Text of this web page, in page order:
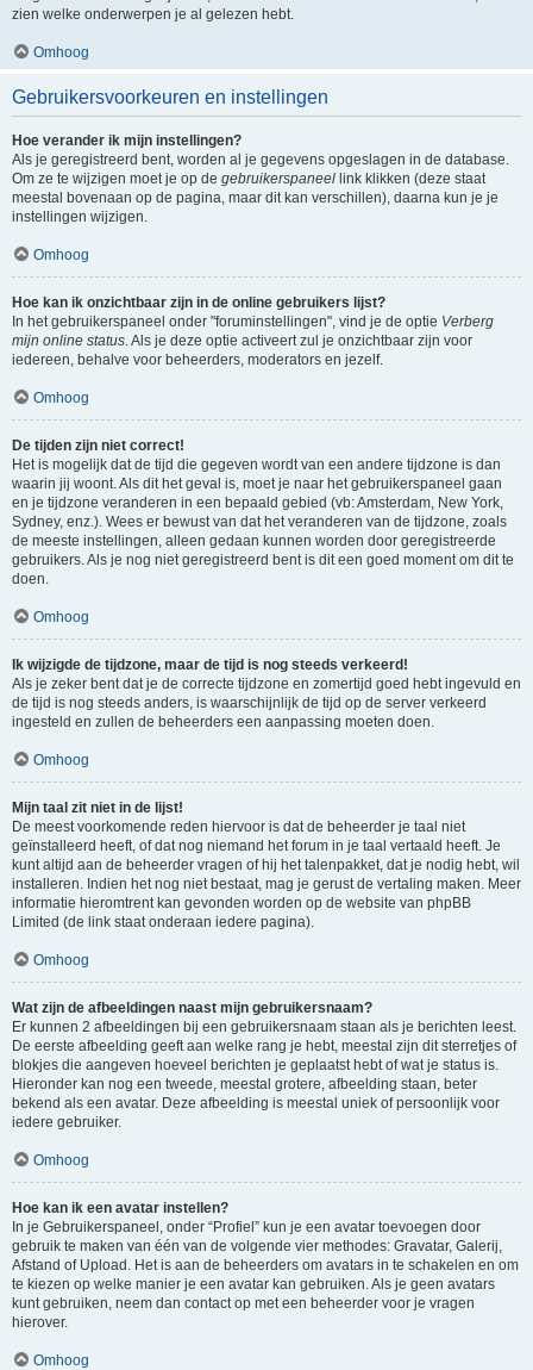
zien welke onderwerpen je al gelezen hebt.
Omhoog
Gebruikersvoorkeuren en instellingen
Hoe verander ik mijn instellingen?
Als je geregistreerd bent, worden al je gegevens opgeslagen in de database.
Om ze te wijzigen moet je op de gebruikerspaneel link klikken (deze staat
meestal bovenaan op de pagina, maar dit kan verschillen), daarna kun je je
instellingen wijzigen.
Omhoog
Hoe kan ik onzichtbaar zijn in de online gebruikers lijst?
In het gebruikerspaneel onder "foruminstellingen", vind je de optie Verberg
mijn online status. Als je deze optie activeert zul je onzichtbaar zijn voor
iedereen, behalve voor beheerders, moderators en jezelf.
Omhoog
De tijden zijn niet correct!
Het is mogelijk dat de tijd die gegeven wordt van een andere tijdzone is dan
waarin jij woont. Als dit het geval is, moet je naar het gebruikerspaneel gaan
en je tijdzone veranderen in een bepaald gebied (vb: Amsterdam, New York,
Sydney, enz.). Wees er bewust van dat het veranderen van de tijdzone, zoals
de meeste instellingen, alleen gedaan kunnen worden door geregistreerde
gebruikers. Als je nog niet geregistreerd bent is dit een goed moment om dit te
doen.
Omhoog
Ik wijzigde de tijdzone, maar de tijd is nog steeds verkeerd!
Als je zeker bent dat je de correcte tijdzone en zomertijd goed hebt ingevuld en
de tijd is nog steeds anders, is waarschijnlijk de tijd op de server verkeerd
ingesteld en zullen de beheerders een aanpassing moeten doen.
Omhoog
Mijn taal zit niet in de lijst!
De meest voorkomende reden hiervoor is dat de beheerder je taal niet
geïnstalleerd heeft, of dat nog niemand het forum in je taal vertaald heeft. Je
kunt altijd aan de beheerder vragen of hij het talenpakket, dat je nodig hebt, wil
installeren. Indien het nog niet bestaat, mag je gerust de vertaling maken. Meer
informatie hieromtrent kan gevonden worden op de website van phpBB
Limited (de link staat onderaan iedere pagina).
Omhoog
Wat zijn de afbeeldingen naast mijn gebruikersnaam?
Er kunnen 2 afbeeldingen bij een gebruikersnaam staan als je berichten leest.
De eerste afbeelding geeft aan welke rang je hebt, meestal zijn dit sterretjes of
blokjes die aangeven hoeveel berichten je geplaatst hebt of wat je status is.
Hieronder kan nog een tweede, meestal grotere, afbeelding staan, beter
bekend als een avatar. Deze afbeelding is meestal uniek of persoonlijk voor
iedere gebruiker.
Omhoog
Hoe kan ik een avatar instellen?
In je Gebruikerspaneel, onder “Profiel” kun je een avatar toevoegen door
gebruik te maken van één van de volgende vier methodes: Gravatar, Galerij,
Afstand of Upload. Het is aan de beheerders om avatars in te schakelen en om
te kiezen op welke manier je een avatar kan gebruiken. Als je geen avatars
kunt gebruiken, neem dan contact op met een beheerder voor je vragen
hierover.
Omhoog